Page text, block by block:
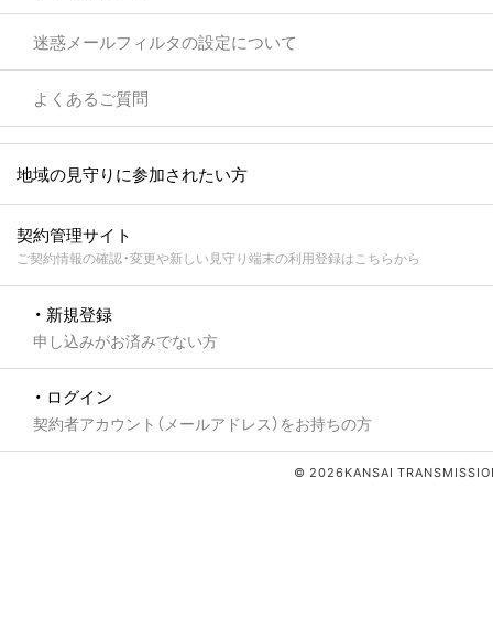
迷惑メールフィルタの設定について
よくあるご質問
地域の見守りに参加されたい方
契約管理サイト
ご契約情報の確認・変更や新しい見守り端末の利用登録はこちらから
・ 新規登録
申し込みがお済みでない方
・ ログイン
契約者アカウント（メールアドレス）をお持ちの方
© 2026KANSAI